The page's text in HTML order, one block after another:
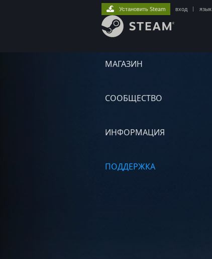
МАГАЗИН
СООБЩЕСТВО
ИНФОРМАЦИЯ
ПОДДЕРЖКА
Установить Steam вход язык